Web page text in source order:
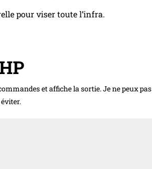
pour viser toute l’infra.
et affiche la sortie. Je ne peux pas